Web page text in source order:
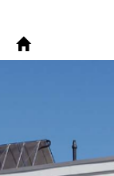
Bauträger